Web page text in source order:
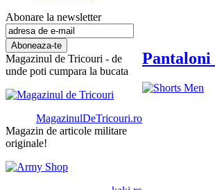
Abonare la newsletter
Magazinul de Tricouri - de
unde poti cumpara la bucata
MagazinulDeTricouri.ro
Magazin de articole militare
originale!